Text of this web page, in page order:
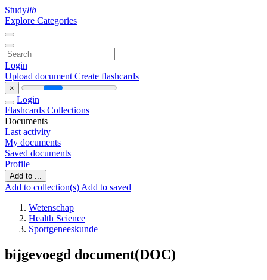
Studylib
Explore Categories
Login
Upload document Create flashcards
×
Login
Flashcards Collections
Documents
Last activity
My documents
Saved documents
Profile
Add to ...
Add to collection(s) Add to saved
Wetenschap
Health Science
Sportgeneeskunde
bijgevoegd document(DOC)